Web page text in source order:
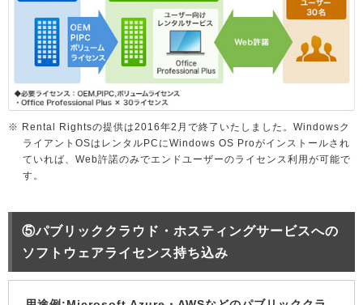
※ Rental Rightsの提供は2016年2月で終了いたしました。Windowsク
ライアントOSはレンタルPCにWindows OS Proがインストールされ
ていれば、Web許諾のみでエンドユーザーのライセンス利用が可能で
す。
⑤パブリッククラウド・ホスティングサービスへの
ソフトウェアライセンス持ち込み